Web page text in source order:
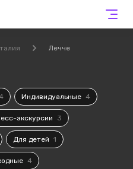
Лечче
Индивидуальные 4
экскурсии 3
Для детей 1
4